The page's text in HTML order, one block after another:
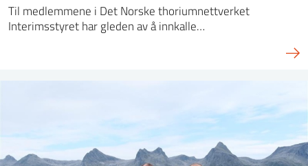
Til medlemmene i Det Norske thoriumnettverket
Interimsstyret har gleden av å innkalle…